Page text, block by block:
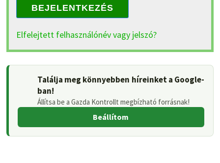
BEJELENTKEZÉS
Elfelejtett felhasználónév vagy jelszó?
Találja meg könnyebben híreinket a Google-
ban!
Állítsa be a Gazda Kontrollt megbízható forrásnak!
Beállítom